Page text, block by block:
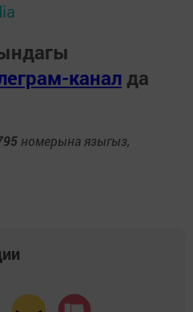
канал да
номерына языгыз,